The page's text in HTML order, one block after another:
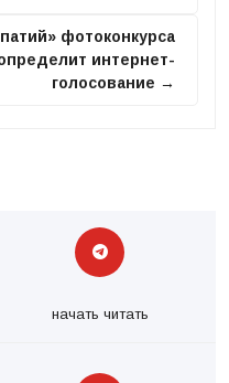
фотоконкурса
интернет-
голосование →
начать читать